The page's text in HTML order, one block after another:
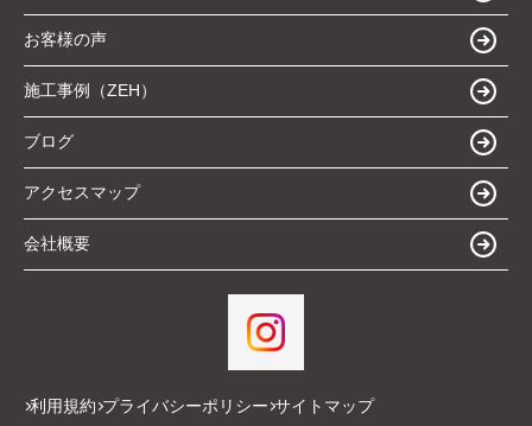
お客様の声
施工事例（ZEH）
ブログ
アクセスマップ
会社概要
利用規約 プライバシーポリシー サイトマップ